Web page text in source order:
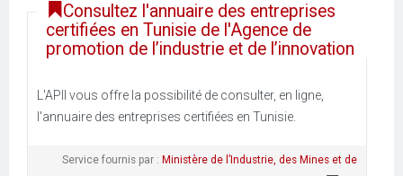
Consultez l'annuaire des entreprises
certifiées en Tunisie de l'Agence de
promotion de l’industrie et de l’innovation
L'APII vous offre la possibilité de consulter, en ligne,
l'annuaire des entreprises certifiées en Tunisie.
Service fournis par : Ministère de l’Industrie, des Mines et de